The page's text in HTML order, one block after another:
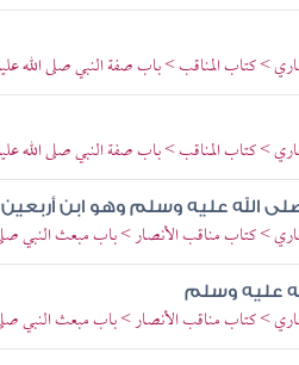
> كتاب المناقب > باب صفة النبي صلى الله
> كتاب المناقب > باب صفة النبي صلى الله
الله عليه وسلم وهو ابن أربعين
> كتاب مناقب الأنصار > باب مبعث النبي
عليه وسلم
> كتاب مناقب الأنصار > باب مبعث النبي